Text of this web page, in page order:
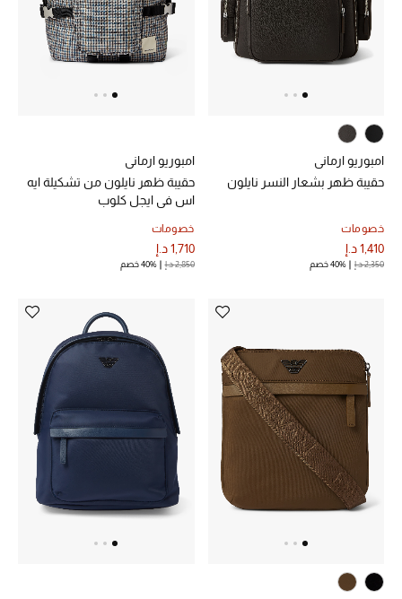
خصم حتى 70%
الموسم الجديد
أحذية النسائية
الرجال
الجمال
الأطفال
مستلزمات المنزل
المجوهرات
امبوريو ارماني
حقيبة ظهر بشعار النسر نايلون
خصومات
1,410 د.إ
2,350 د.إ 40% خصم
امبوريو ارماني
حقيبة ظهر نايلون من تشكيلة ايه
اس في ايجل كلوب
خصومات
1,710 د.إ
2,850 د.إ 40% خصم